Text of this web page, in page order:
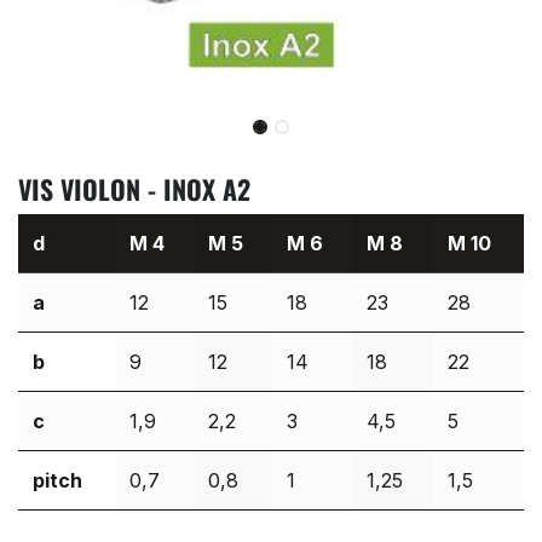
VIS VIOLON - INOX A2
d M 4 M 5 M 6 M 8 M 10
a 12 15 18 23 28
b 9 12 14 18 22
c 1,9 2,2 3 4,5 5
pitch 0,7 0,8 1 1,25 1,5